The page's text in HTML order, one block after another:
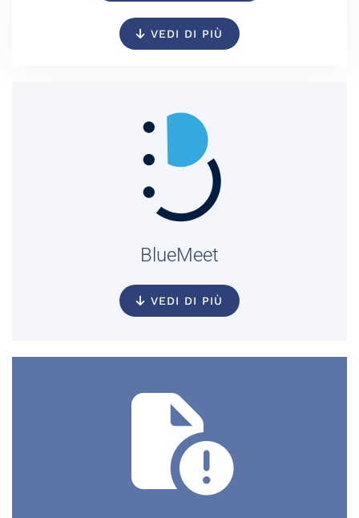
VEDI DI PIÙ
BlueMeet
VEDI DI PIÙ